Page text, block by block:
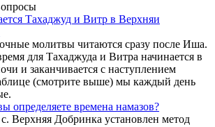
Тахаджуд и Витр в Верхняи
молитвы читаются сразу после Иша.
для Тахаджуда и Витра начинается в
и заканчивается с наступлением
(смотрите выше) мы каждый день
определяете времена намазов?
Верхняя Добринка установлен метод